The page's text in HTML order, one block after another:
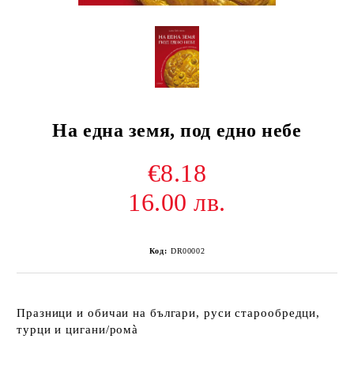
На eдна земя, под едно небе
€8.18
16.00 лв.
Код: DR00002
Празници и обичаи на българи, руси старообредци,
турци и цигани/ромà